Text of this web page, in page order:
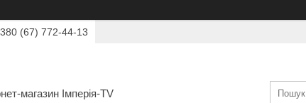
(67) 772-44-13
магазин Імперія-TV